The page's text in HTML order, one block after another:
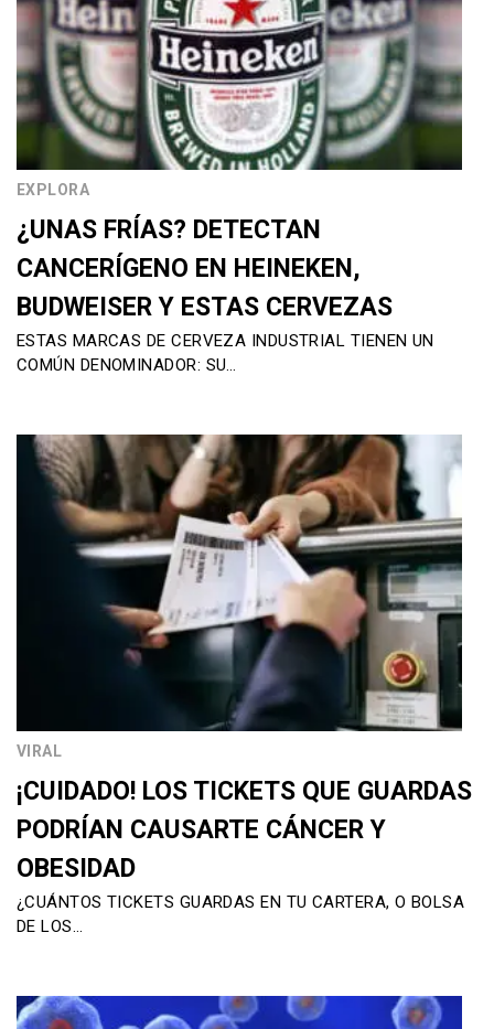
EXPLORA
¿UNAS FRÍAS? DETECTAN
CANCERÍGENO EN HEINEKEN,
BUDWEISER Y ESTAS CERVEZAS
ESTAS MARCAS DE CERVEZA INDUSTRIAL TIENEN UN
COMÚN DENOMINADOR: SU…
VIRAL
¡CUIDADO! LOS TICKETS QUE GUARDAS
PODRÍAN CAUSARTE CÁNCER Y
OBESIDAD
¿CUÁNTOS TICKETS GUARDAS EN TU CARTERA, O BOLSA
DE LOS…